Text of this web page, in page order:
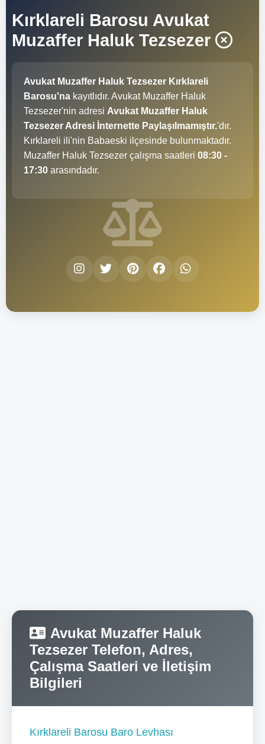
Kırklareli Barosu Avukat
Muzaffer Haluk Tezsezer
Avukat Muzaffer Haluk Tezsezer Kırklareli
Barosu'na kayıtlıdır. Avukat Muzaffer Haluk
Tezsezer'nin adresi Avukat Muzaffer Haluk
Tezsezer Adresi İnternette Paylaşılmamıştır.'dır.
Kırklareli ili'nin Babaeski ilçesinde bulunmaktadır.
Muzaffer Haluk Tezsezer çalışma saatleri 08:30 -
17:30 arasındadır.
Avukat Muzaffer Haluk
Tezsezer Telefon, Adres,
Çalışma Saatleri ve İletişim
Bilgileri
Kırklareli Barosu Baro Levhası